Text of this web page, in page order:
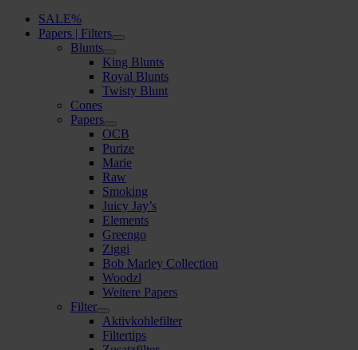
SALE%
Papers | Filters
Blunts
King Blunts
Royal Blunts
Twisty Blunt
Cones
Papers
OCB
Purize
Marie
Raw
Smoking
Juicy Jay’s
Elements
Greengo
Ziggi
Bob Marley Collection
Woodzl
Weitere Papers
Filter
Aktivkohlefilter
Filtertips